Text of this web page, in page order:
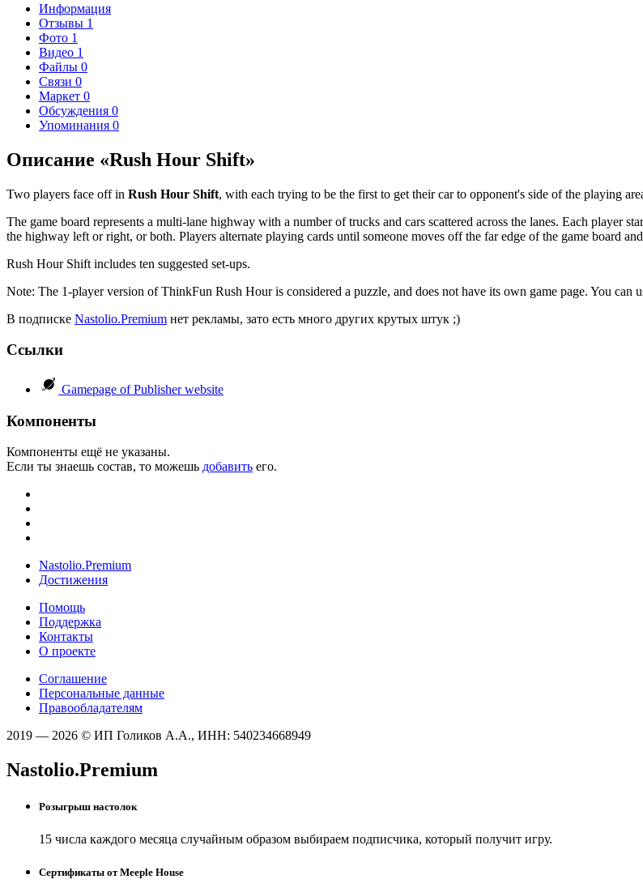
Информация
Отзывы 1
Фото 1
Видео 1
Файлы 0
Связи 0
Маркет 0
Обсуждения 0
Упоминания 0
Описание «Rush Hour Shift»
Two players face off in Rush Hour Shift, with each trying to be the first to get their car to opponent's side of the playing
The game board represents a multi-lane highway with a number of trucks and cars scattered across the lanes. Each player
the highway left or right, or both. Players alternate playing cards until someone moves off the far edge of the game board
Rush Hour Shift includes ten suggested set-ups.
Note: The 1-player version of ThinkFun Rush Hour is considered a puzzle, and does not have its own game page. You
В подписке Nastolio.Premium нет рекламы, зато есть много других крутых штук ;)
Ссылки
Gamepage of Publisher website
Компоненты
Компоненты ещё не указаны.
Если ты знаешь состав, то можешь добавить его.
Nastolio.Premium
Достижения
Помощь
Поддержка
Контакты
О проекте
Соглашение
Персональные данные
Правообладателям
2019 — 2026 © ИП Голиков А.А., ИНН: 540234668949
Nastolio.Premium
Розыгрыш настолок
15 числа каждого месяца случайным образом выбираем подписчика, который получит игру.
Сертификаты от Meeple House